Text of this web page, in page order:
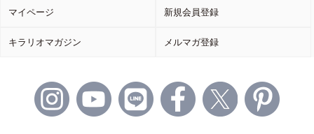
マイページ 新規会員登録
キラリオマガジン メルマガ登録